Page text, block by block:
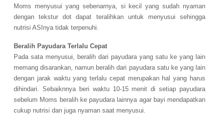
Moms menyusui yang sebenarnya, si kecil yang sudah nyaman
dengan tekstur dot dapat teralihkan untuk menyusui sehingga
nutrisi ASInya tidak terpenuhi.
Beralih Payudara Terlalu Cepat
Pada sata menyusui, beralih dari payudara yang satu ke yang lain
memang disarankan, namun beralih dari payudara satu ke yang lain
dengan jarak waktu yang terlalu cepat merupakan hal yang harus
dihindari. Sebaiknnya beri waktu 10-15 menit di setiap payudara
sebelum Moms beralih ke payudara lainnya agar bayi mendapatkan
cukup nutrisi dan juga nyaman saat menyusui.